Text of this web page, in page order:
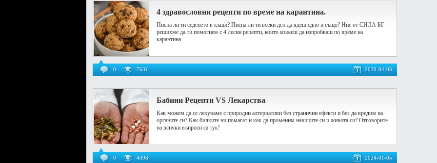
4 здравословни рецепти по време на карантина.
Писна ли ти седенето в къщи? Писна ли ти всеки ден да ядеш едно и също? Ние от СИЛА БГ
решихме да ти помогнем с 4 лесни рецепти, които можеш да изпробваш по време на
карантина.
0 7631 2020-04-03
Бабини Рецепти VS Лекарства
Как можем да се лекуваме с природни алтернативи без странични ефекти и без да вредим на
органите си? Как билките ни помагат и как да променим навиците си и живота си? Отговорите
на всички въпроси са тук!
0 4098 2024-01-05